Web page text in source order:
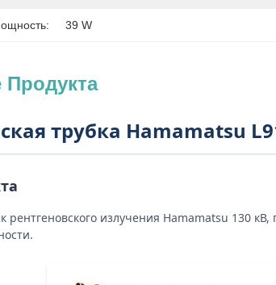
39 W
трубка Hamamatsu
рентгеновского излучения Hamamatsu 130